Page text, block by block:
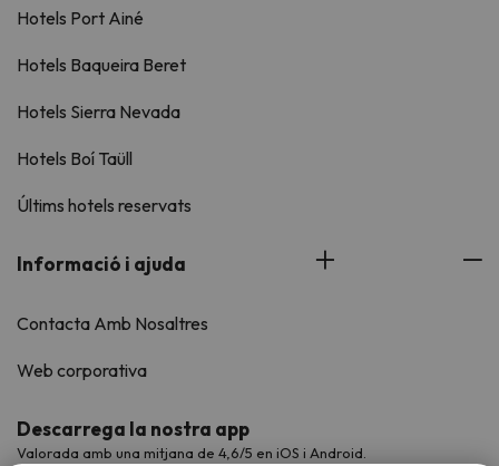
Hotels Port Ainé
Hotels Baqueira Beret
Hotels Sierra Nevada
Hotels Boí Taüll
Últims hotels reservats
Informació i ajuda
Contacta Amb Nosaltres
Web corporativa
Descarrega la nostra app
Valorada amb una mitjana de 4,6/5 en iOS i Android.